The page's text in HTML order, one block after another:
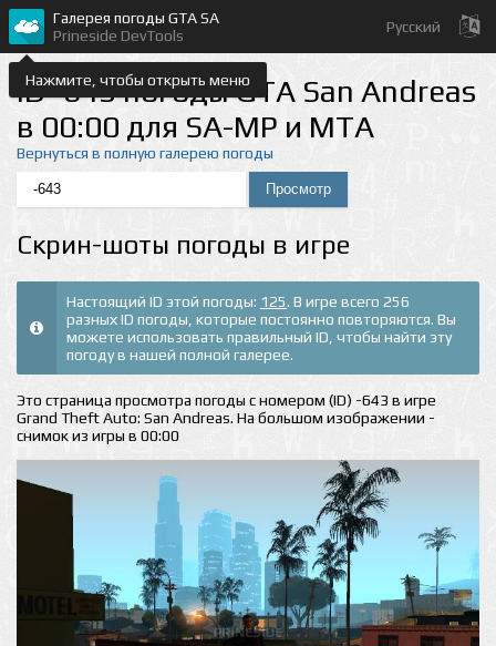
Нажмите, чтобы открыть меню
Галерея погоды GTA SA
Prineside DevTools
Русский
ID -643 погоды GTA San Andreas
в 00:00 для SA-MP и MTA
Вернуться в полную галерею погоды
Скрин-шоты погоды в игре
Настоящий ID этой погоды: 125. В игре всего 256
разных ID погоды, которые постоянно повторяются. Вы
можете использовать правильный ID, чтобы найти эту
погоду в нашей полной галерее.
Это страница просмотра погоды с номером (ID) -643 в игре
Grand Theft Auto: San Andreas. На большом изображении -
снимок из игры в 00:00